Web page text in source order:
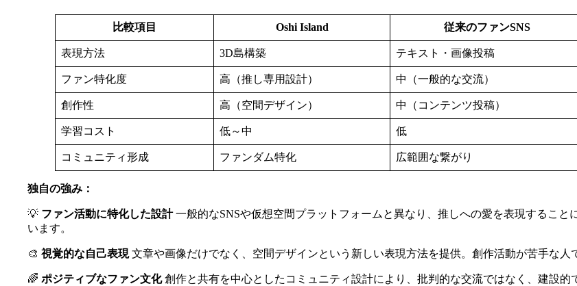
比較項目 Oshi Island 従来のファンSNS
表現方法 3D島構築 テキスト・画像投稿
ファン特化度 高（推し専用設計） 中（一般的な交流）
創作性 高（空間デザイン） 中（コンテンツ投稿）
学習コスト 低～中 低
コミュニティ形成 ファンダム特化 広範囲な繋がり
独自の強み：
💡 ファン活動に特化した設計一般的なSNSや仮想空間プラットフォームと異なり、推しへの愛を表現するこ
います。
🎨 視覚的な自己表現文章や画像だけでなく、空間デザインという新しい表現方法を提供。創作活動が苦手な人
🌈 ポジティブなファン文化創作と共有を中心としたコミュニティ設計により、批判的な交流ではなく、建設的